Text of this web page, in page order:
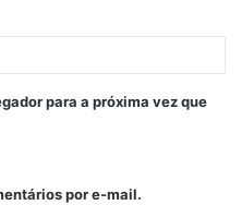
para a próxima vez que
por e-mail.